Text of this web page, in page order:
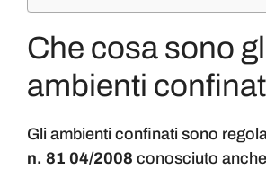
Che cosa sono
ambienti
Gli ambienti confinati sono
n. 81 04/2008 conosciuto